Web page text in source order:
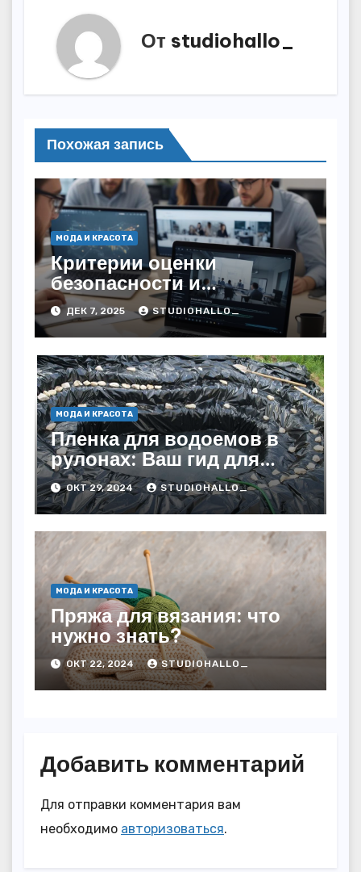
От studiohallo_
Похожая запись
МОДА И КРАСОТА
Критерии оценки
безопасности и
легитимности онлайн-
сервисов для работы с
кредитами
ДЕК 7, 2025 STUDIOHALLO_
МОДА И КРАСОТА
Пленка для водоемов в
рулонах: Ваш гид для
выбора и применения
ОКТ 29, 2024 STUDIOHALLO_
МОДА И КРАСОТА
Пряжа для вязания: что
нужно знать?
ОКТ 22, 2024 STUDIOHALLO_
Добавить комментарий
Для отправки комментария вам
необходимо авторизоваться.